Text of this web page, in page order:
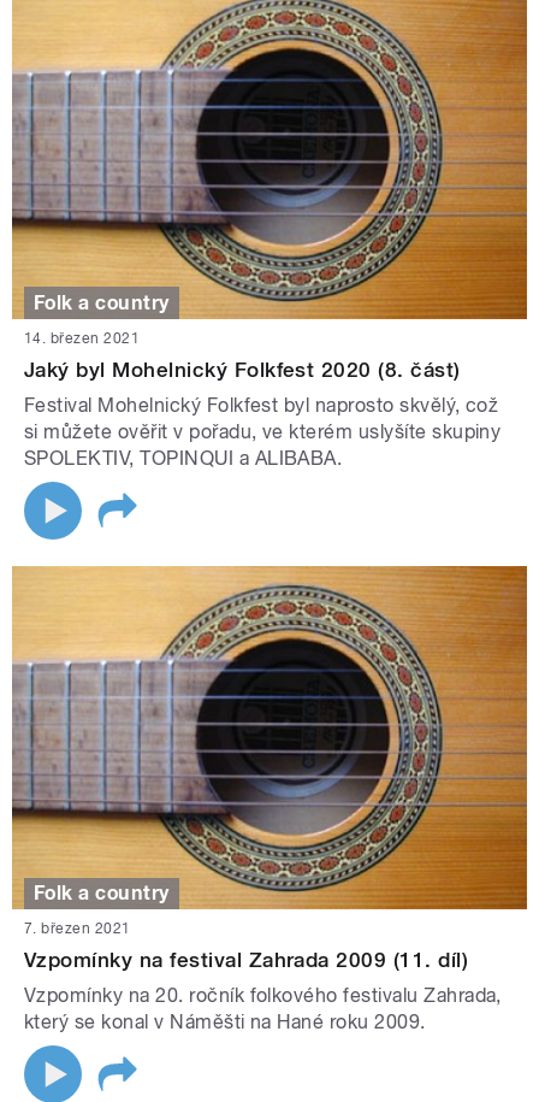
Folk a country
14. březen 2021
Jaký byl Mohelnický Folkfest 2020 (8. část)
Festival Mohelnický Folkfest byl naprosto skvělý, což
si můžete ověřit v pořadu, ve kterém uslyšíte skupiny
SPOLEKTIV, TOPINQUI a ALIBABA.
Folk a country
7. březen 2021
Vzpomínky na festival Zahrada 2009 (11. díl)
Vzpomínky na 20. ročník folkového festivalu Zahrada,
který se konal v Náměšti na Hané roku 2009.